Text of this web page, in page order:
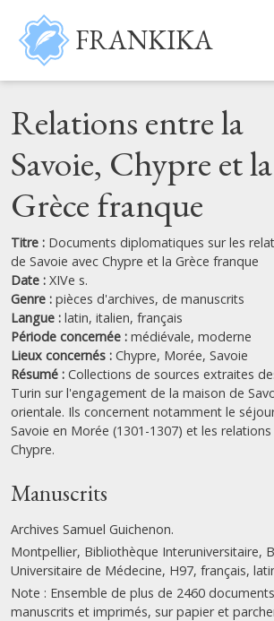
Aller au contenu principal
FRANKIKA
Relations entre la
Savoie, Chypre et la
Grèce franque
Titre : Documents diplomatiques sur les
de Savoie avec Chypre et la Grèce franque
Date : XIVe s.
Genre : pièces d'archives, de manuscrits
Langue : latin, italien, français
Période concernée : médiévale, moderne
Lieux concernés : Chypre, Morée, Savoie
Résumé : Collections de sources extraites
Turin sur l'engagement de la maison de
orientale. Ils concernent notamment le
Savoie en Morée (1301-1307) et les
Chypre.
Manuscrits
Archives Samuel Guichenon.
Montpellier, Bibliothèque Interuniversitaire,
Universitaire de Médecine, H97, français,
Note : Ensemble de plus de 2460 documents
manuscrits et imprimés, sur papier et